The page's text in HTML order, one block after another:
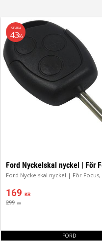
i favoriter
169 KR
299 KR
SPARA
43%
FORD